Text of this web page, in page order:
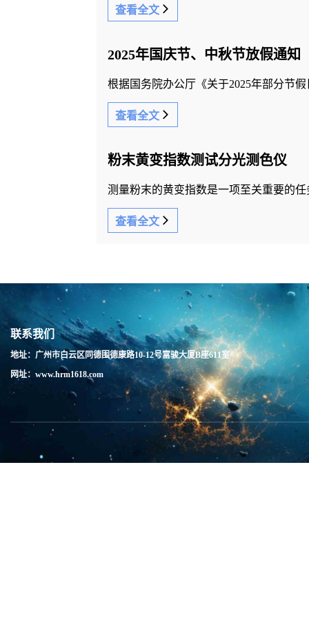
查看全文
2025年国庆节、中秋节放假通知
根据国务院办公厅《关于2025年部分节
查看全文
粉末黄变指数测试分光测色仪
测量粉末的黄变指数是一项至关重要的
查看全文
联系我们
地址：广州市白云区同德围德康路10-12号富骏大厦B座611室
网址：www.hrm1618.com